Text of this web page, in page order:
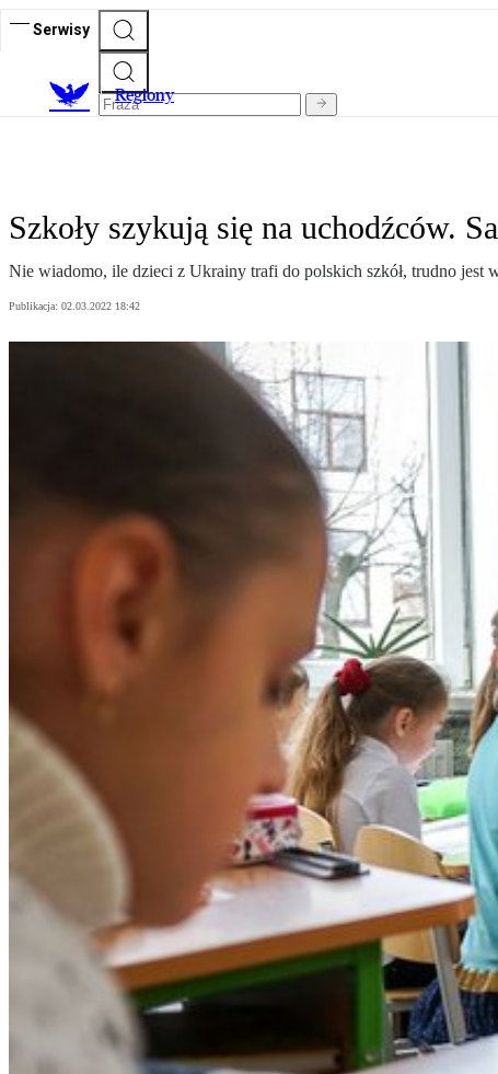
Serwisy
Regiony
Szkoły szykują się na uchodźców.
Nie wiadomo, ile dzieci z Ukrainy trafi do polskich szkół, trudno jest
Publikacja: 02.03.2022 18:42